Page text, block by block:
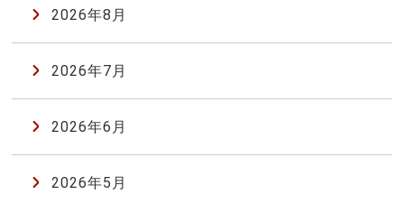
2026年8月
2026年7月
2026年6月
2026年5月